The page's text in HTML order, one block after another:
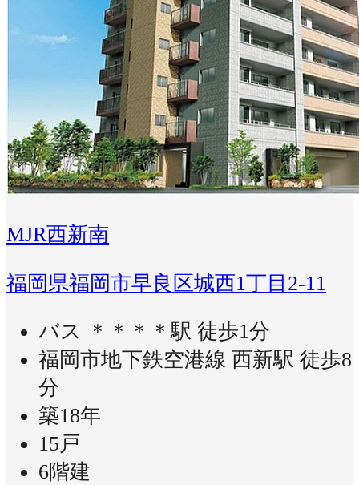
MJR西新南
福岡県福岡市早良区城西1丁目2-11
バス ＊＊＊＊駅 徒歩1分
福岡市地下鉄空港線 西新駅 徒歩8
分
築18年
15戸
6階建